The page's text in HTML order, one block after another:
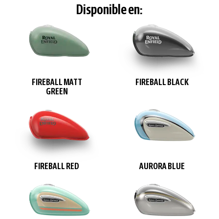
Disponible en:
FIREBALL MATT
GREEN
FIREBALL BLACK
FIREBALL RED AURORA BLUE